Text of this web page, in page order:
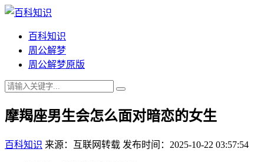
百科知识
周公解梦
周公解梦原版
摩羯座男生会怎么面对暗恋的女生
百科知识 来源：互联网转载 发布时间：2025-10-22 03:57:54